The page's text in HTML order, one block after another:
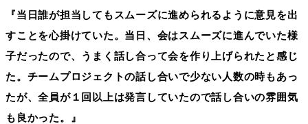
『当日誰が担当してもスムーズに進められるように意見を出
すことを心掛けていた。当日、会はスムーズに進んでいた様
子だったので、うまく話し合って会を作り上げられたと感じ
た。チームプロジェクトの話し合いで少ない人数の時もあっ
たが、全員が１回以上は発言していたので話し合いの雰囲気
も良かった。』